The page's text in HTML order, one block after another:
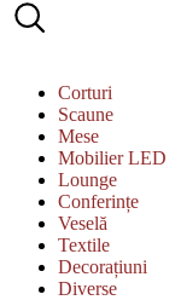
Corturi
Scaune
Mese
Mobilier LED
Lounge
Conferințe
Veselă
Textile
Decorațiuni
Diverse